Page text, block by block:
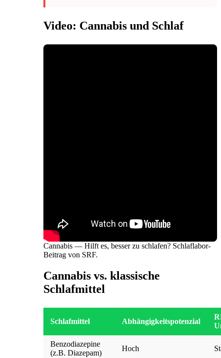
Video: Cannabis und Schlaf
Cannabis — Hilft es, besser zu schlafen? Schlaflabor-
Beitrag von SRF.
Cannabis vs. klassische
Schlafmittel
Schlafmittel Abhängigkeitspotenzial
Benzodiazepine
(z.B. Diazepam)
Hoch